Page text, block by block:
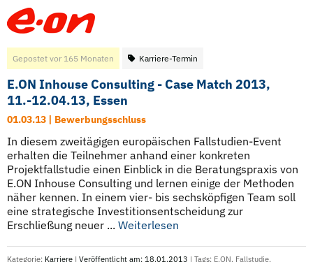
Gepostet vor 165 Monaten Karriere-Termin
E.ON Inhouse Consulting - Case Match 2013,
11.-12.04.13, Essen
01.03.13 | Bewerbungsschluss
In diesem zweitägigen europäischen Fallstudien-Event
erhalten die Teilnehmer anhand einer konkreten
Projektfallstudie einen Einblick in die Beratungspraxis von
E.ON Inhouse Consulting und lernen einige der Methoden
näher kennen. In einem vier- bis sechsköpfigen Team soll
eine strategische Investitionsentscheidung zur
Erschließung neuer ... Weiterlesen
Kategorie: Karriere | Veröffentlicht am: 18.01.2013 | Tags: E.ON, Fallstudie,